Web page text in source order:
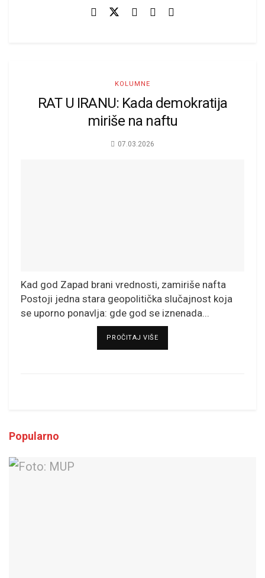
KOLUMNE
RAT U IRANU: Kada demokratija
miriše na naftu
07.03.2026
Kad god Zapad brani vrednosti, zamiriše nafta
Postoji jedna stara geopolitička slučajnost koja
se uporno ponavlja: gde god se iznenada...
PROČITAJ VIŠEDETAILS
Popularno